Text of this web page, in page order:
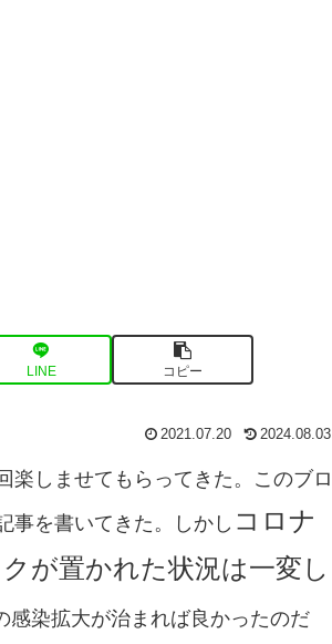
LINE コピー
2021.07.20 2024.08.03
楽しませてもらってきた。このブロ
事を書いてきた。しかし コロナ
が置かれた状況は一変し
感染拡大が治まれば良かったのだ